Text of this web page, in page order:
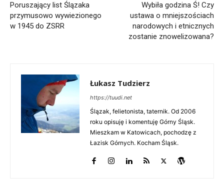
Poruszający list Ślązaka
przymusowo wywiezionego
w 1945 do ZSRR
Wybiła godzina Ś! Czy
ustawa o mniejszościach
narodowych i etnicznych
zostanie znowelizowana?
Łukasz Tudzierz
https://tuudi.net
Ślązak, felietonista, taternik. Od 2006
roku opisuję i komentuję Górny Śląsk.
Mieszkam w Katowicach, pochodzę z
Łazisk Górnych. Kocham Śląsk.